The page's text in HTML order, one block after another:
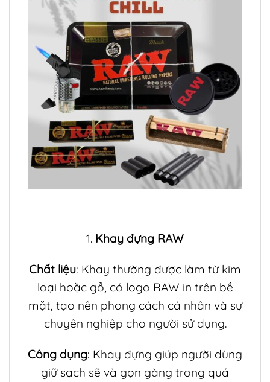
1. Khay đựng RAW
Chất liệu: Khay thường được làm từ kim
loại hoặc gỗ, có logo RAW in trên bề
mặt, tạo nên phong cách cá nhân và sự
chuyên nghiệp cho người sử dụng.
Công dụng: Khay đựng giúp người dùng
giữ sạch sẽ và gọn gàng trong quá